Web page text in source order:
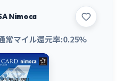
Nimoca
常マイル還元率:0.25%